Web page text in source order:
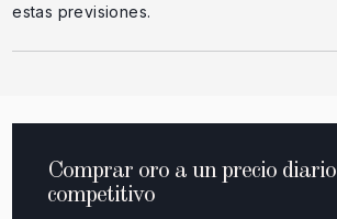
estas previsiones.
Comprar oro a un precio diario
competitivo